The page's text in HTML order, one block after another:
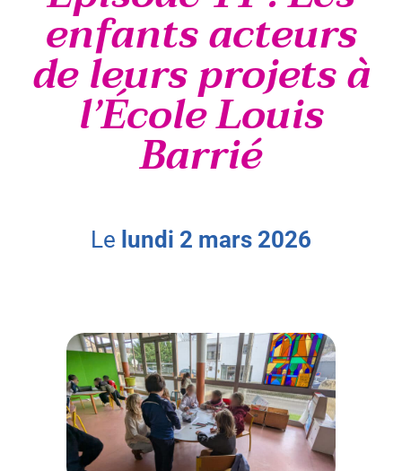
enfants acteurs
de leurs projets à
l’École Louis
Barrié
le lundi 2 mars 2026